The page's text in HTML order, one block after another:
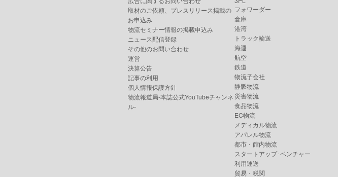
取材のご依頼、プレスリリース掲載の
お申込み
物流セミナー情報の掲載申込み
ニュース配信登録
その他のお問い合わせ
運営
決算公告
記事の利用
個人情報保護方針
物流報道局-本誌公式YouTubeチャンネ
ル-
フォワーダー
倉庫
港湾
トラック輸送
海運
航空
鉄道
物流子会社
静脈物流
災害物流
食品物流
EC物流
メディカル物流
アパレル物流
都市・館内物流
スタートアップ･ベンチャー
利用運送
貿易・税関